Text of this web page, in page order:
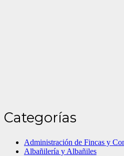
Categorías
Administración de Fincas y
Albañilería y Albañiles